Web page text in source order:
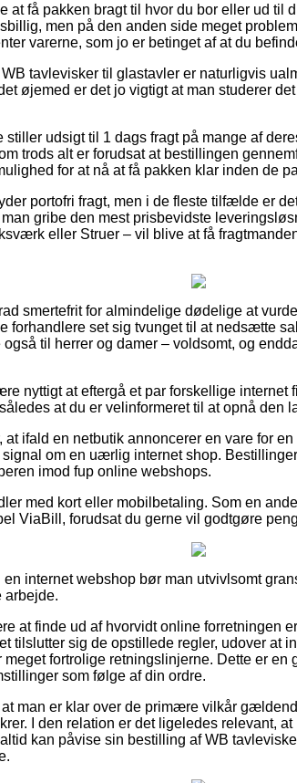
at få pakken bragt til hvor du bor eller ud til
men på den anden side meget
varerne, som jo er betinget af at du
tavlevisker til glastavler er naturligvis
øjemed er det jo vigtigt at man studerer
udsigt til 1 dags fragt på mange af
trods alt er forudsat at bestillingen
for at nå at få pakken klar inden de
portofri fragt, men i de fleste tilfælde er
gribe den mest prisbevidste
eller Struer – vil blive at få
smertefrit for almindelige dødelige at
forhandlere set sig tvunget til at nedsætte
til herrer og damer – voldsomt, og
nyttigt at eftergå et par forskellige internet
at du er velinformeret til at opnå den
ifald en netbutik annoncerer en vare for
om en uærlig internet shop.
imod fup online webshops.
med kort eller mobilbetaling. Som en
ViaBill, forudsat du gerne vil godtgøre
internet webshop bør man utvivlsomt
arbejde.
at finde ud af hvorvidt online forretningen
tilslutter sig de opstillede regler, udover at
meget fortrolige retningslinjerne. Dette er
som følge af din ordre.
man er klar over de primære vilkår
I den relation er det ligeledes relevant,
kan påvise sin bestilling af WB